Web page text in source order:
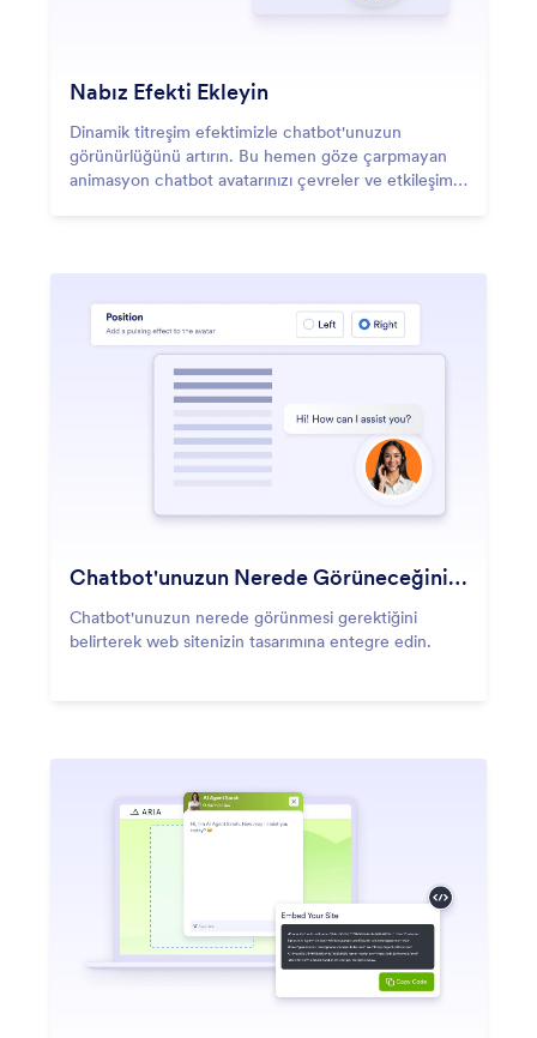
Nabız Efekti Ekleyin
Dinamik titreşim efektimizle chatbot'unuzun
görünürlüğünü artırın. Bu hemen göze çarpmayan
animasyon chatbot avatarınızı çevreler ve etkileşimi
Chatbot'unuzun Nerede Görüneceğini Seçin
Chatbot'unuzun nerede görünmesi gerektiğini
belirterek web sitenizin tasarımına entegre edin.